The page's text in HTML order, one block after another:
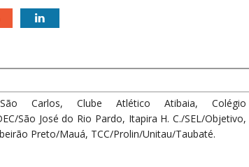
Carlos, Clube Atlético Atibaia, Colégio
São José do Rio Pardo, Itapira H. C./SEL/Objetivo,
Preto/Mauá, TCC/Prolin/Unitau/Taubaté.